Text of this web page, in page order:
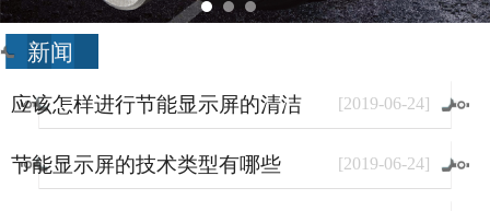
新闻
应该怎样进行节能显示屏的清洁
和保养
[2019-06-24]
节能显示屏的技术类型有哪些 [2019-06-24]